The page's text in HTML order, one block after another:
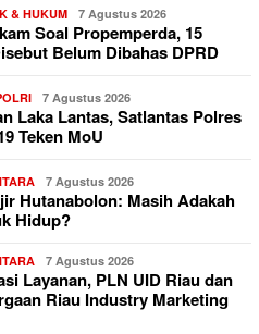
& HUKUM 7 Agustus 2026
Soal Propemperda, 15
Belum Dibahas DPRD
7 Agustus 2026
Laka Lantas, Satlantas Polres
Teken MoU
7 Agustus 2026
Hutanabolon: Masih Adakah
Hidup?
7 Agustus 2026
Layanan, PLN UID Riau dan
Riau Industry Marketing